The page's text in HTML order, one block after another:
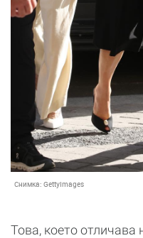
Снимка: GettyImages
Това, което отличава